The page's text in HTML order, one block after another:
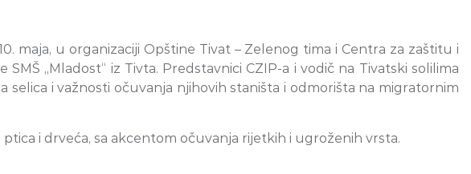
maja, u organizaciji Opštine Tivat – Zelenog tima i Centra za zaštitu i
„Mladost“ iz Tivta. Predstavnici CZIP-a i vodič na Tivatski solilima
i važnosti očuvanja njihovih staništa i odmorišta na migratornim
i drveća, sa akcentom očuvanja rijetkih i ugroženih vrsta.